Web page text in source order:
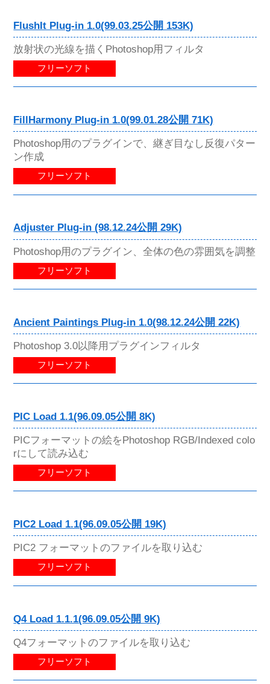
FlushIt Plug-in 1.0(99.03.25公開 153K)
放射状の光線を描くPhotoshop用フィルタ
フリーソフト
FillHarmony Plug-in 1.0(99.01.28公開 71K)
Photoshop用のプラグインで、継ぎ目なし反復パター
ン作成
フリーソフト
Adjuster Plug-in (98.12.24公開 29K)
Photoshop用のプラグイン、全体の色の雰囲気を調整
フリーソフト
Ancient Paintings Plug-in 1.0(98.12.24公開 22K)
Photoshop 3.0以降用プラグインフィルタ
フリーソフト
PIC Load 1.1(96.09.05公開 8K)
PICフォーマットの絵をPhotoshop RGB/Indexed colo
rにして読み込む
フリーソフト
PIC2 Load 1.1(96.09.05公開 19K)
PIC2 フォーマットのファイルを取り込む
フリーソフト
Q4 Load 1.1.1(96.09.05公開 9K)
Q4フォーマットのファイルを取り込む
フリーソフト